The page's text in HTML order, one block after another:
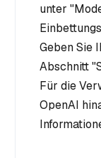
unter
Geben Sie
Abschnitt
Für die
OpenAI